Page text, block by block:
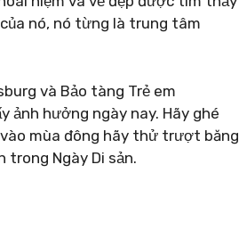
nó, nó từng là trung tâm
và Bảo tàng Trẻ em
ảnh hưởng ngày nay. Hãy ghé
mùa đông hãy thử trượt băng
trong Ngày Di sản.